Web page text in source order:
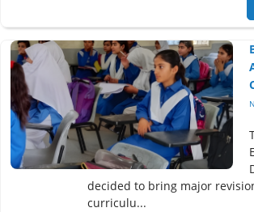
decided to bring major
curriculu...